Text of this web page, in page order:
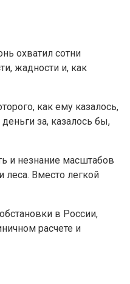
охватил сотни
жадности и, как
как ему казалось,
за, казалось бы,
и незнание масштабов
Вместо легкой
в России,
расчете и